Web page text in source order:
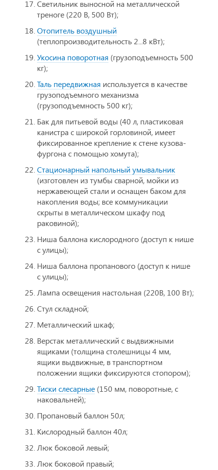
Светильник выносной на металлической
треноге (220 В, 500 Вт);
Отопитель воздушный
(теплопроизводительность 2...8 кВт);
Укосина поворотная (грузоподъемность 500
кг);
Таль передвижная используется в качестве
грузоподъемного механизма
(грузоподъемность 500 кг);
Бак для питьевой воды (40 л, пластиковая
канистра с широкой горловиной, имеет
фиксированное крепление к стене кузова-
фургона с помощью хомута);
Стационарный напольный умывальник
(изготовлен из тумбы сварной, мойки из
нержавеющей стали и оснащен баком для
накопления воды; все коммуникации
скрыты в металлическом шкафу под
раковиной);
Ниша баллона кислородного (доступ к нише
с улицы);
Ниша баллона пропанового (доступ к нише
с улицы);
Лампа освещения настольная (220В, 100 Вт);
Стул складной;
Металлический шкаф;
Верстак металлический с выдвижными
ящиками (толщина столешницы 4 мм,
ящики выдвижные, в транспортном
положении ящики фиксируются стопором);
Тиски слесарные(150 мм, поворотные, с
наковальней);
Пропановый баллон 50л;
Кислородный баллон 40л;
Люк боковой левый;
Люк боковой правый;